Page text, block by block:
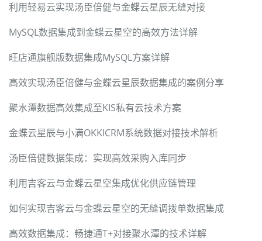
利用轻易云实现汤臣倍健与金蝶云星辰无缝对接
MySQL数据集成到金蝶云星空的高效方法详解
旺店通旗舰版数据集成MySQL方案详解
高效实现汤臣倍健与金蝶云星辰数据集成的案例分享
聚水潭数据高效集成至KIS私有云技术方案
金蝶云星辰与小满OKKICRM系统数据对接技术解析
汤臣倍健数据集成：实现高效采购入库同步
利用吉客云与金蝶云星空集成优化供应链管理
如何实现吉客云与金蝶云星空的无缝调拨单数据集成
高效数据集成：畅捷通T+对接聚水潭的技术详解